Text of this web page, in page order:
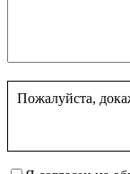
Пожалуйста,